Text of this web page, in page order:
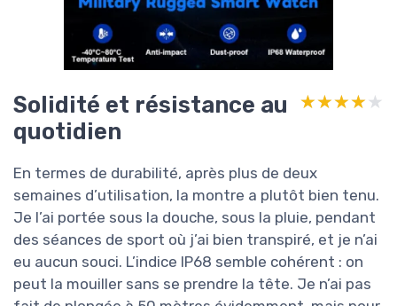
Solidité et résistance au
quotidien
★★★★★
★★★★★
En termes de durabilité, après plus de deux
semaines d’utilisation, la montre a plutôt bien tenu.
Je l’ai portée sous la douche, sous la pluie, pendant
des séances de sport où j’ai bien transpiré, et je n’ai
eu aucun souci. L’indice IP68 semble cohérent : on
peut la mouiller sans se prendre la tête. Je n’ai pas